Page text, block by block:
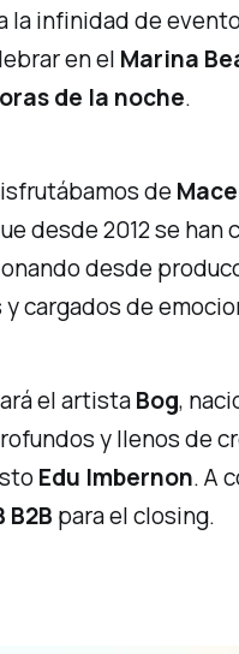
la infinidad de
en el Marina
de la noche.
de
desde 2012 se
desde
cargados de
el artistaBog,
y llenos de
Edu Imbernon. A
B2B para elclosing.